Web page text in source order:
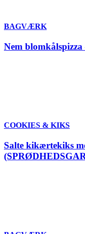
BAGVÆRK
Nem
COOKIES & KIKS
Salte kikærtekiks